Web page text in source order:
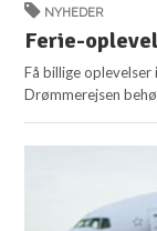
NYHEDER
Ferie-
Få billige
Drømmerejsen